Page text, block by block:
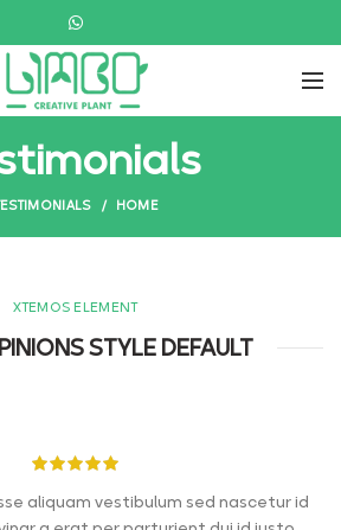
HOME
XTEMOS ELEMENT
STYLE DEFAULT
aliquam vestibulum sed nascetur id